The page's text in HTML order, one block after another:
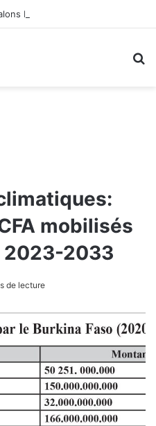
mobilisés
2023-2033
de lecture